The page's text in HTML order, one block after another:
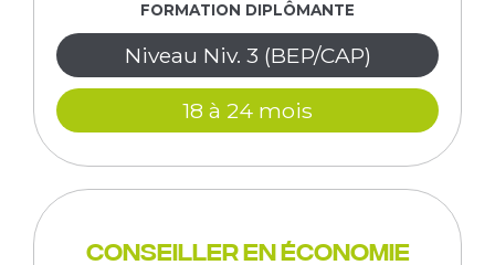
FORMATION DIPLÔMANTE
Niveau Niv. 3 (BEP/CAP)
18 à 24 mois
Conseiller en économie